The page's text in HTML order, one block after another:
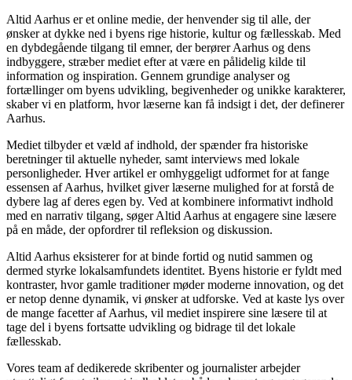
Altid Aarhus er et online medie, der henvender sig til alle, der
ønsker at dykke ned i byens rige historie, kultur og fællesskab. Med
en dybdegående tilgang til emner, der berører Aarhus og dens
indbyggere, stræber mediet efter at være en pålidelig kilde til
information og inspiration. Gennem grundige analyser og
fortællinger om byens udvikling, begivenheder og unikke karakterer,
skaber vi en platform, hvor læserne kan få indsigt i det, der definerer
Aarhus.
Mediet tilbyder et væld af indhold, der spænder fra historiske
beretninger til aktuelle nyheder, samt interviews med lokale
personligheder. Hver artikel er omhyggeligt udformet for at fange
essensen af Aarhus, hvilket giver læserne mulighed for at forstå de
dybere lag af deres egen by. Ved at kombinere informativt indhold
med en narrativ tilgang, søger Altid Aarhus at engagere sine læsere
på en måde, der opfordrer til refleksion og diskussion.
Altid Aarhus eksisterer for at binde fortid og nutid sammen og
dermed styrke lokalsamfundets identitet. Byens historie er fyldt med
kontraster, hvor gamle traditioner møder moderne innovation, og det
er netop denne dynamik, vi ønsker at udforske. Ved at kaste lys over
de mange facetter af Aarhus, vil mediet inspirere sine læsere til at
tage del i byens fortsatte udvikling og bidrage til det lokale
fællesskab.
Vores team af dedikerede skribenter og journalister arbejder